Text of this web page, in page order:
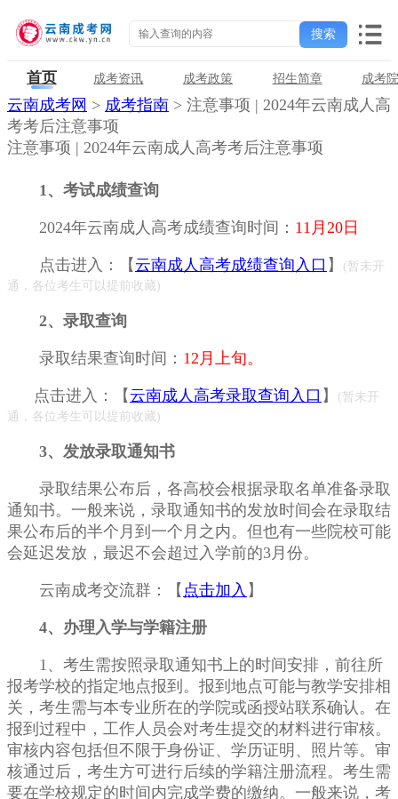
首页 成考资讯 成考政策 招生简章 成考
云南成考网 > 成考指南 > 注意事项 | 2024年云南成人高
考考后注意事项
注意事项 | 2024年云南成人高考考后注意事项
1、考试成绩查询
2024年云南成人高考成绩查询时间： 11月20日
点击进入： 【 云南成人高考成绩查询入口 】
(暂未开
通，各位考生可以提前收藏)
2、录取查询
录取结果查询时间： 12月上旬。
点击进入：【 云南成人高考录取查询入口 】
(暂未开
通，各位考生可以提前收藏)
3、发放录取通知书
录取结果公布后，各高校会根据录取名单准备录取
通知书。一般来说，录取通知书的发放时间会在录取结
果公布后的半个月到一个月之内。但也有一些院校可能
会延迟发放，最迟不会超过入学前的3月份。
云南成考交流群：【 点击加入 】
4、办理入学与学籍注册
1、考生需按照录取通知书上的时间安排，前往所
报考学校的指定地点报到。报到地点可能与教学安排相
关，考生需与本专业所在的学院或函授站联系确认。在
报到过程中，工作人员会对考生提交的材料进行审核。
审核内容包括但不限于身份证、学历证明、照片等。审
核通过后，考生方可进行后续的学籍注册流程。考生需
要在学校规定的时间内完成学费的缴纳。一般来说，考